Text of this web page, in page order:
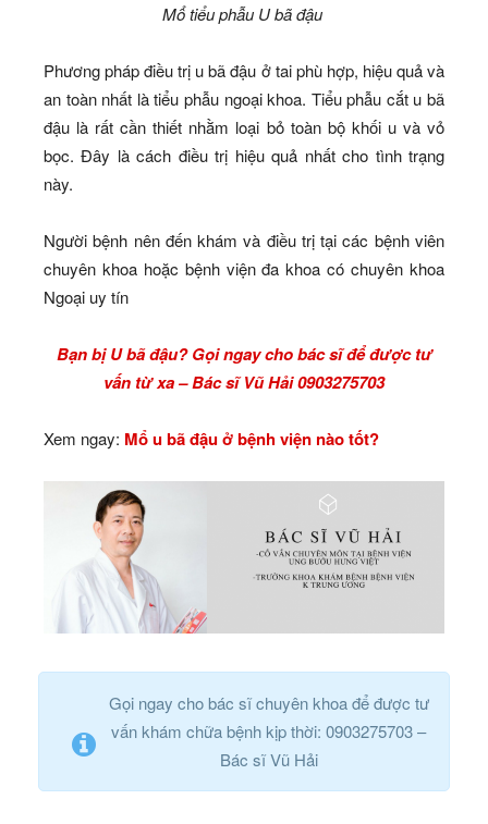
Mổ tiểu phẫu U bã đậu
Phương pháp điều trị u bã đậu ở tai phù hợp, hiệu quả và
an toàn nhất là tiểu phẫu ngoại khoa. Tiểu phẫu cắt u bã
đậu là rất cần thiết nhằm loại bỏ toàn bộ khối u và vỏ
bọc. Đây là cách điều trị hiệu quả nhất cho tình trạng
này.
Người bệnh nên đến khám và điều trị tại các bệnh viên
chuyên khoa hoặc bệnh viện đa khoa có chuyên khoa
Ngoại uy tín
Bạn bị U bã đậu? Gọi ngay cho bác sĩ để được tư
vấn từ xa – Bác sĩ Vũ Hải 0903275703
Xem ngay: Mổ u bã đậu ở bệnh viện nào tốt?
Gọi ngay cho bác sĩ chuyên khoa để được tư
vấn khám chữa bệnh kịp thời: 0903275703 –
Bác sĩ Vũ Hải